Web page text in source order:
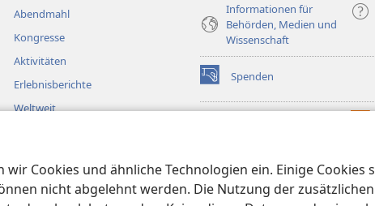
Cookies und ähnliche Technologien ein. Einige Cookies
nicht abgelehnt werden. Die Nutzung der
Abendmahl
Kongresse
Aktivitäten
Erlebnisberichte
Weltweit
Informationen für
Behörden, Medien und
Wissenschaft
Spenden
(öffnet
neues
Fenster)
Fenster)JW Library